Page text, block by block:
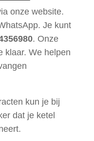
onze website.
Je kunt
. Onze
klaar. We helpen
kun je bij
dat je ketel